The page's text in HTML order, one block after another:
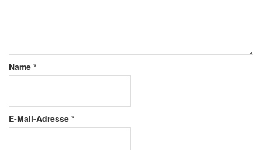
Name *
E-Mail-Adresse *